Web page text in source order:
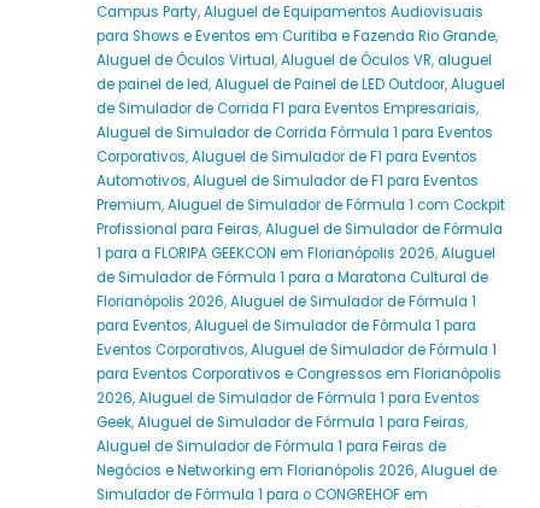
Campus Party,Aluguel de Equipamentos Audiovisuais
para Shows e Eventos em Curitiba e Fazenda Rio Grande,
Aluguel de Óculos Virtual,Aluguel de Óculos VR,aluguel
de painel de led,Aluguel de Painel de LED Outdoor,Aluguel
de Simulador de Corrida F1 para Eventos Empresariais,
Aluguel de Simulador de Corrida Fórmula 1 para Eventos
Corporativos,Aluguel de Simulador de F1 para Eventos
Automotivos,Aluguel de Simulador de F1 para Eventos
Premium,Aluguel de Simulador de Fórmula 1 com Cockpit
Profissional para Feiras,Aluguel de Simulador de Fórmula
1 para a FLORIPA GEEKCON em Florianópolis 2026,Aluguel
de Simulador de Fórmula 1 para a Maratona Cultural de
Florianópolis 2026,Aluguel de Simulador de Fórmula 1
para Eventos,Aluguel de Simulador de Fórmula 1 para
Eventos Corporativos,Aluguel de Simulador de Fórmula 1
para Eventos Corporativos e Congressos em Florianópolis
2026,Aluguel de Simulador de Fórmula 1 para Eventos
Geek,Aluguel de Simulador de Fórmula 1 para Feiras,
Aluguel de Simulador de Fórmula 1 para Feiras de
Negócios e Networking em Florianópolis 2026,Aluguel de
Simulador de Fórmula 1 para o CONGREHOF em